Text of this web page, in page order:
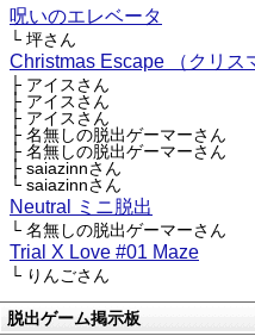
呪いのエレベータ
└ 坪さん
Christmas Escape （クリス
├ アイスさん
├ アイスさん
├ アイスさん
├ 名無しの脱出ゲーマーさん
├ 名無しの脱出ゲーマーさん
├ saiazinnさん
└ saiazinnさん
Neutral ミニ脱出
└ 名無しの脱出ゲーマーさん
Trial X Love #01 Maze
└ りんごさん
脱出ゲーム掲示板